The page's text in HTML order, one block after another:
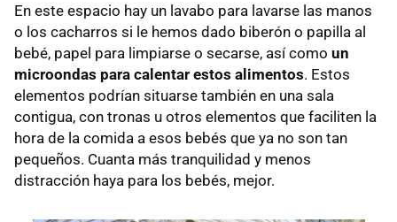
En este espacio hay un lavabo para lavarse las manos
o los cacharros si le hemos dado biberón o papilla al
bebé, papel para limpiarse o secarse, así como un
microondas para calentar estos alimentos. Estos
elementos podrían situarse también en una sala
contigua, con tronas u otros elementos que faciliten la
hora de la comida a esos bebés que ya no son tan
pequeños. Cuanta más tranquilidad y menos
distracción haya para los bebés, mejor.